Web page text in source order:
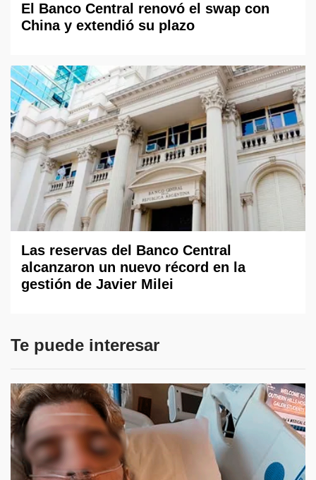
El Banco Central renovó el swap con
China y extendió su plazo
Las reservas del Banco Central
alcanzaron un nuevo récord en la
gestión de Javier Milei
Te puede interesar